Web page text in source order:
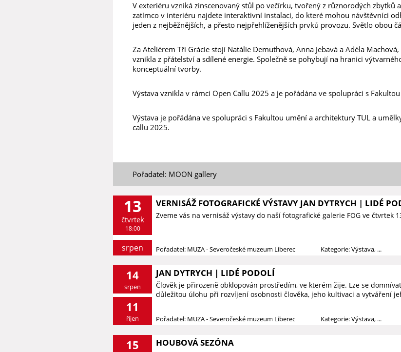
V exteriéru vzniká zinscenovaný stůl po večírku, tvořený z různorodých zbytků
zatímco v interiéru najdete interaktivní instalaci, do které mohou návštěvníci
jeden z nejběžnějších, a přesto nejpřehlíženějších prvků provozu. Světlo obou
Za Ateliérem Tři Grácie stojí Natálie Demuthová, Anna Jebavá a Adéla
vznikla z přátelství a sdílené energie. Společně se pohybují na hranici
konceptuální tvorby.
Výstava vznikla v rámci Open Callu 2025 a je pořádána ve spolupráci s
Výstava je pořádána ve spolupráci s Fakultou umění a architektury TUL a
callu 2025.
Pořadatel: MOON gallery
13
čtvrtek
18:00
srpen
VERNISÁŽ FOTOGRAFICKÉ VÝSTAVY JAN DYTRYCH | LIDÉ
Zveme vás na vernisáž výstavy do naší fotografické galerie FOG ve čtvrtek
Pořadatel: MUZA - Severočeské muzeum Liberec Kategorie: Výstava, ...
14
srpen
11
říjen
JAN DYTRYCH | LIDÉ PODOLÍ
Člověk je přirozeně obklopován prostředím, ve kterém žije. Lze se
důležitou úlohu při rozvíjení osobnosti člověka, jeho kultivaci a vytváření
Pořadatel: MUZA - Severočeské muzeum Liberec Kategorie: Výstava, ...
15 HOUBOVÁ SEZÓNA